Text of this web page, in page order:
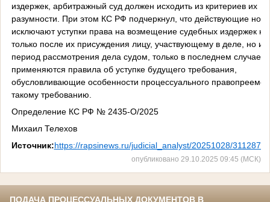
издержек, арбитражный суд должен исходить из критериев их
разумности. При этом КС РФ подчеркнул, что действующие
исключают уступки права на возмещение судебных издержек не
только после их присуждения лицу, участвующему в деле, но и в
период рассмотрения дела судом, только в последнем случае
применяются правила об уступке будущего требования,
обусловливающие особенности процессуального
такому требованию.
Определение КС РФ № 2435-О/2025
Михаил Телехов
Источник:https://rapsinews.ru/judicial_analyst/20251028/
опубликовано 29.10.2025 09:45 (МСК)
ПОДАЧА ПРОЦЕССУАЛЬНЫХ ДОКУМЕНТОВ В